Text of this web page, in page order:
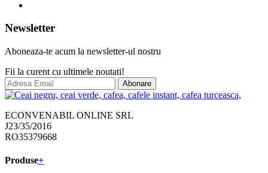
Newsletter
Aboneaza-te acum la newsletter-ul nostru
Fii la curent cu ultimele noutati!
Abonare
ECONVENABIL ONLINE SRL
J23/35/2016
RO35379668
Produse+